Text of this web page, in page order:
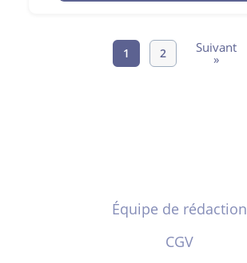
1 2 Suivant
»
Équipe de rédaction
CGV